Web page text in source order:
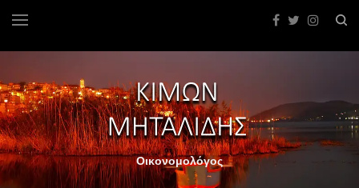
Οικονομολόγος